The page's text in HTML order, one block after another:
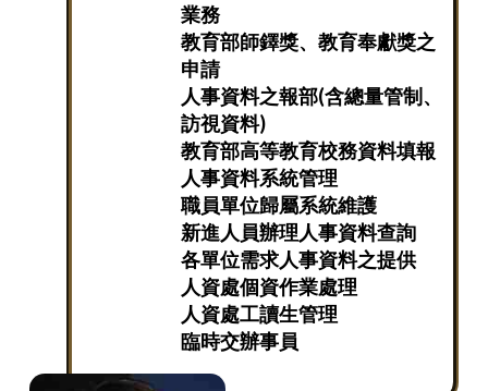
業務
教育部師鐸獎、教育奉獻獎之
申請
人事資料之報部(含總量管制、
訪視資料)
教育部高等教育校務資料填報
人事資料系統管理
職員單位歸屬系統維護
新進人員辦理人事資料查詢
各單位需求人事資料之提供
人資處個資作業處理
人資處工讀生管理
臨時交辦事員